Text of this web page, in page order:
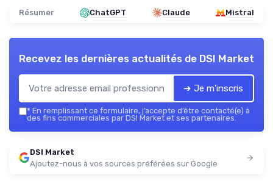
Résumer ChatGPT Claude Mistral
Recevez les dernières actualités de DSI Market
➔ Je m'inscris
* En remplissant ce formulaire, j’accepte d’être contacté(e) à
des fins commerciales par DSI Market et ses partenaires.
DSI Market
Ajoutez-nous à vos sources préférées sur Google